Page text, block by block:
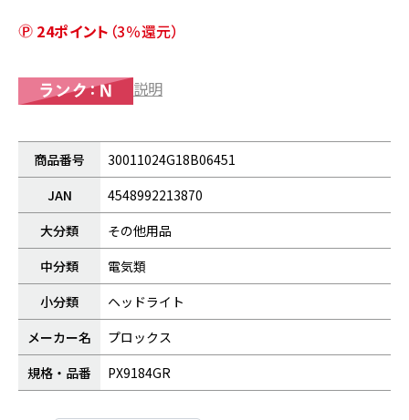
24ポイント （3％還元）
説明
商品番号
30011024G18B06451
JAN
4548992213870
大分類
その他用品
中分類
電気類
小分類
ヘッドライト
メーカー名
プロックス
規格・品番
PX9184GR